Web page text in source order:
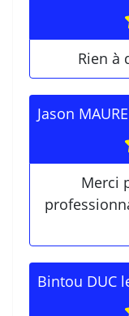
Rien à
Jason
Merci
Bintou DUC